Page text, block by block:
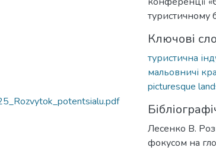
туристичному
Ключові
туристична
мальовничі
picturesque
Лесенко В.
фокусом на